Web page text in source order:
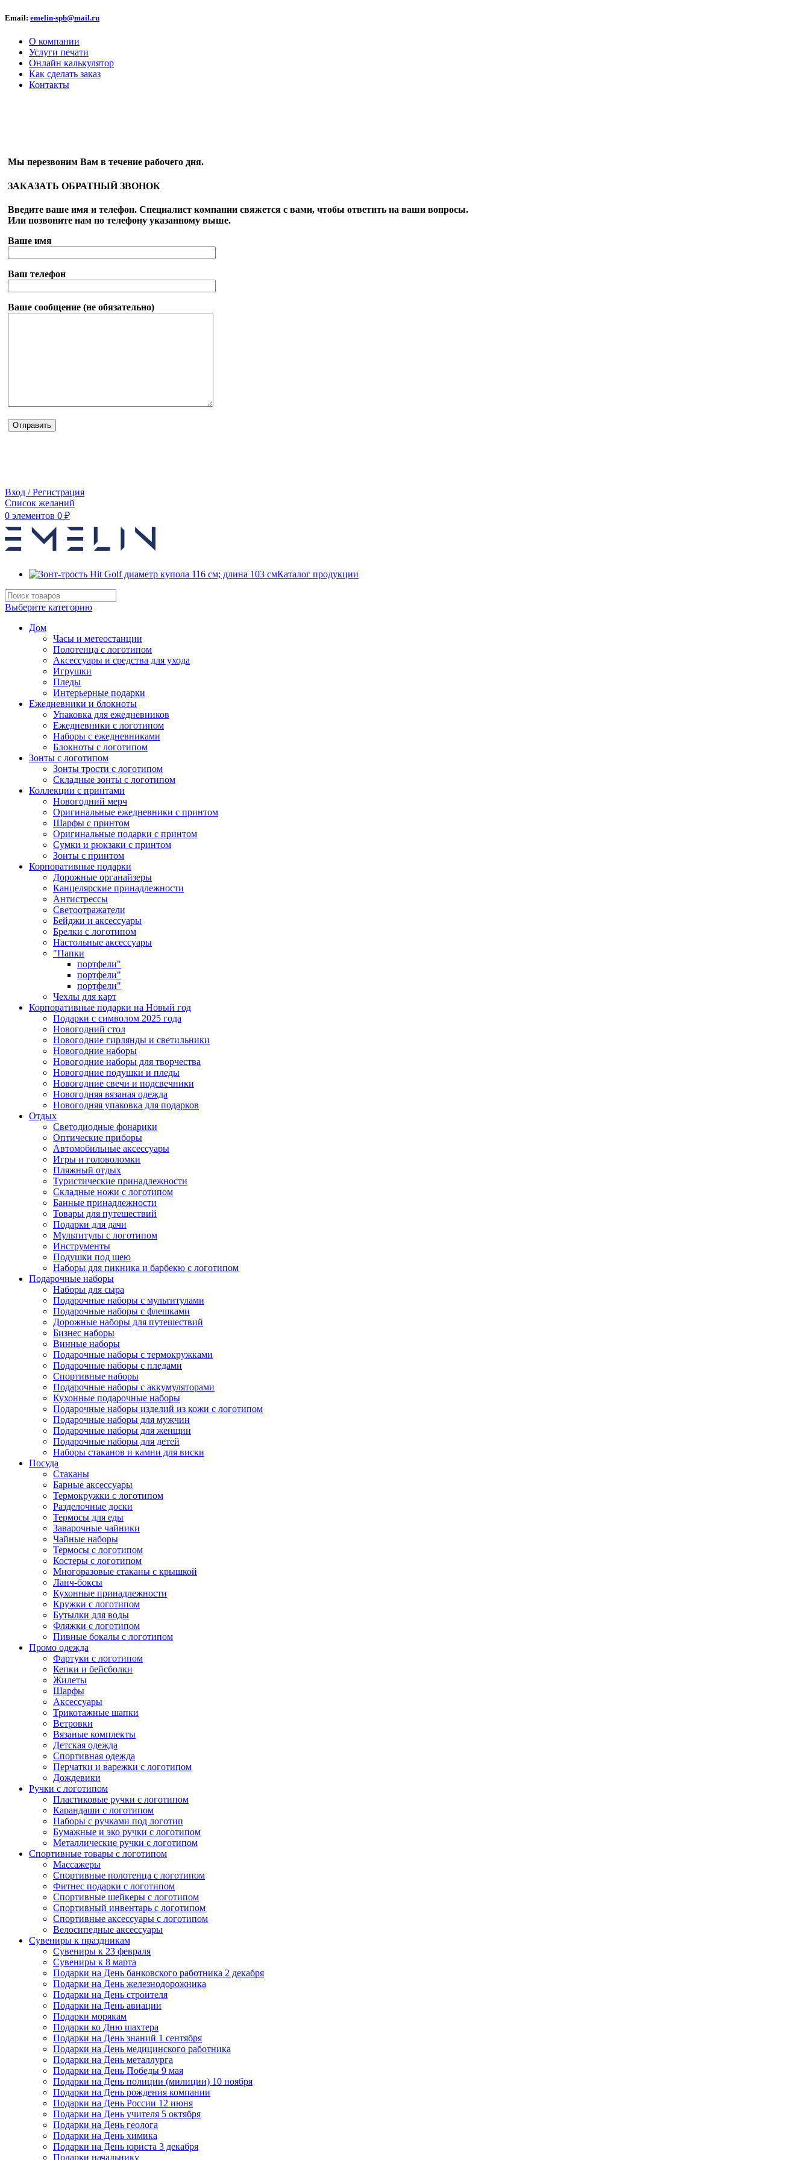
Email: emelin-spb@mail.ru
О компании
Услуги печати
Онлайн калькулятор
Как сделать заказ
Контакты
Мы перезвоним Вам в течение рабочего дня.
ЗАКАЗАТЬ ОБРАТНЫЙ ЗВОНОК
Введите ваше имя и телефон. Специалист компании свяжется с вами, чтобы ответить на ваши вопросы.
Или позвоните нам по телефону указанному выше.
Ваше имя
Ваш телефон
Ваше сообщение (не обязательно)
Вход / Регистрация
Список желаний
0 элементов 0 ₽
Каталог продукции
Выберите категорию
Дом
Часы и метеостанции
Полотенца с логотипом
Аксессуары и средства для ухода
Игрушки
Пледы
Интерьерные подарки
Ежедневники и блокноты
Упаковка для ежедневников
Ежедневники с логотипом
Наборы с ежедневниками
Блокноты с логотипом
Зонты с логотипом
Зонты трости с логотипом
Складные зонты с логотипом
Коллекции с принтами
Новогодний мерч
Оригинальные ежедневники с принтом
Шарфы с принтом
Оригинальные подарки с принтом
Сумки и рюкзаки с принтом
Зонты с принтом
Корпоративные подарки
Дорожные органайзеры
Канцелярские принадлежности
Антистрессы
Светоотражатели
Бейджи и аксессуары
Брелки с логотипом
Настольные аксессуары
"Папки
портфели"
портфели"
портфели"
Чехлы для карт
Корпоративные подарки на Новый год
Подарки с символом 2025 года
Новогодний стол
Новогодние гирлянды и светильники
Новогодние наборы
Новогодние наборы для творчества
Новогодние подушки и пледы
Новогодние свечи и подсвечники
Новогодняя вязаная одежда
Новогодняя упаковка для подарков
Отдых
Светодиодные фонарики
Оптические приборы
Автомобильные аксессуары
Игры и головоломки
Пляжный отдых
Туристические принадлежности
Складные ножи с логотипом
Банные принадлежности
Товары для путешествий
Подарки для дачи
Мультитулы с логотипом
Инструменты
Подушки под шею
Наборы для пикника и барбекю с логотипом
Подарочные наборы
Наборы для сыра
Подарочные наборы с мультитулами
Подарочные наборы с флешками
Дорожные наборы для путешествий
Бизнес наборы
Винные наборы
Подарочные наборы с термокружками
Подарочные наборы с пледами
Спортивные наборы
Подарочные наборы с аккумуляторами
Кухонные подарочные наборы
Подарочные наборы изделий из кожи с логотипом
Подарочные наборы для мужчин
Подарочные наборы для женщин
Подарочные наборы для детей
Наборы стаканов и камни для виски
Посуда
Стаканы
Барные аксессуары
Термокружки с логотипом
Разделочные доски
Термосы для еды
Заварочные чайники
Чайные наборы
Термосы с логотипом
Костеры с логотипом
Многоразовые стаканы с крышкой
Ланч-боксы
Кухонные принадлежности
Кружки с логотипом
Бутылки для воды
Фляжки с логотипом
Пивные бокалы с логотипом
Промо одежда
Фартуки с логотипом
Кепки и бейсболки
Жилеты
Шарфы
Аксессуары
Трикотажные шапки
Ветровки
Вязаные комплекты
Детская одежда
Спортивная одежда
Перчатки и варежки с логотипом
Дождевики
Ручки с логотипом
Пластиковые ручки с логотипом
Карандаши с логотипом
Наборы с ручками под логотип
Бумажные и эко ручки с логотипом
Металлические ручки с логотипом
Спортивные товары с логотипом
Массажеры
Спортивные полотенца с логотипом
Фитнес подарки с логотипом
Спортивные шейкеры с логотипом
Спортивный инвентарь с логотипом
Спортивные аксессуары с логотипом
Велосипедные аксессуары
Сувениры к праздникам
Сувениры к 23 февраля
Сувениры к 8 марта
Подарки на День банковского работника 2 декабря
Подарки на День железнодорожника
Подарки на День строителя
Подарки на День авиации
Подарки морякам
Подарки ко Дню шахтера
Подарки на День знаний 1 сентября
Подарки на День медицинского работника
Подарки на День металлурга
Подарки на День Победы 9 мая
Подарки на День полиции (милиции) 10 ноября
Подарки на День рождения компании
Подарки на День России 12 июня
Подарки на День учителя 5 октября
Подарки на День геолога
Подарки на День химика
Подарки на День юриста 3 декабря
Подарки начальнику